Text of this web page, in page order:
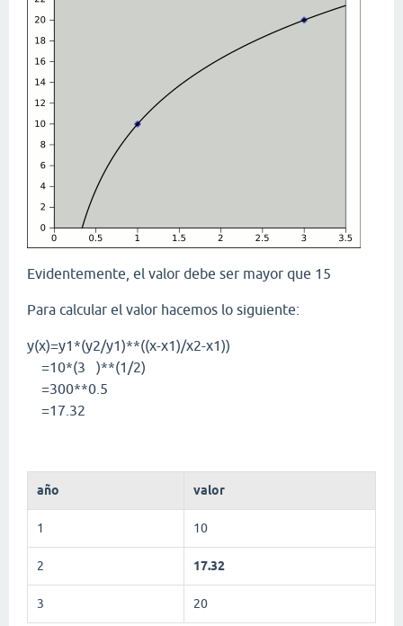
Evidentemente, el valor debe ser mayor que 15
Para calcular el valor hacemos lo siguiente:
y(x)=y1*(y2/y1)**((x-x1)/x2-x1))
=10*(3 )**(1/2)
=300**0.5
=17.32
año valor
1 10
2 17.32
3 20